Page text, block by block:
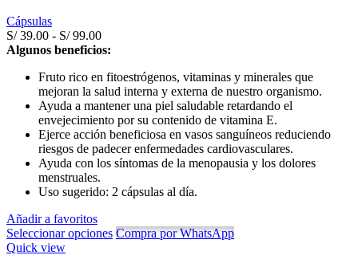
Cápsulas
S/39.00 - S/99.00Rango
de
desde
S/ 39.00
hasta
S/ 99.00
Algunos beneficios:
Fruto rico en fitoestrógenos, vitaminas y minerales que
mejoran la salud interna y externa de nuestro organismo.
Ayuda a mantener una piel saludable retardando el
envejecimiento por su contenido de vitamina E.
Ejerce acción beneficiosa en vasos sanguíneos reduciendo
riesgos de padecer enfermedades cardiovasculares.
Ayuda con los síntomas de la menopausia y los dolores
menstruales.
Uso sugerido: 2 cápsulas al día.
Añadir a favoritos
Seleccionar opciones Compra por WhatsApp
Quick view